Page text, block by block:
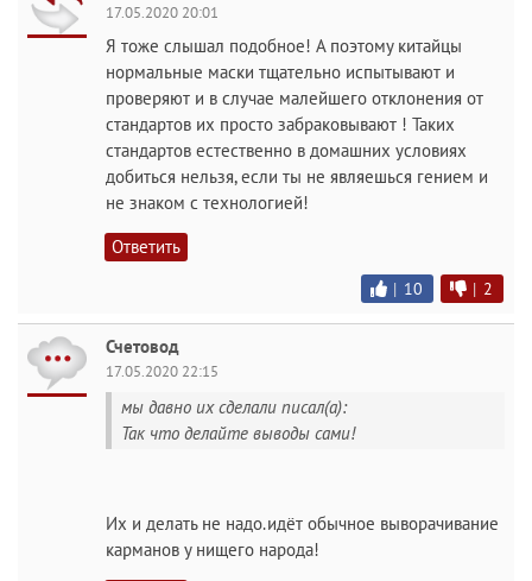
17.05.2020 20:01
Я тоже слышал подобное! А поэтому китайцы
нормальные маски тщательно испытывают и
проверяют и в случае малейшего отклонения от
стандартов их просто забраковывают ! Таких
стандартов естественно в домашних условиях
добиться нельзя, если ты не являешься гением и
не знаком с технологией!
Ответить
| 10 | 2
Счетовод
17.05.2020 22:15
мы давно их сделали писал(а):
Так что делайте выводы сами!
Их и делать не надо.идёт обычное выворачивание
карманов у нищего народа!